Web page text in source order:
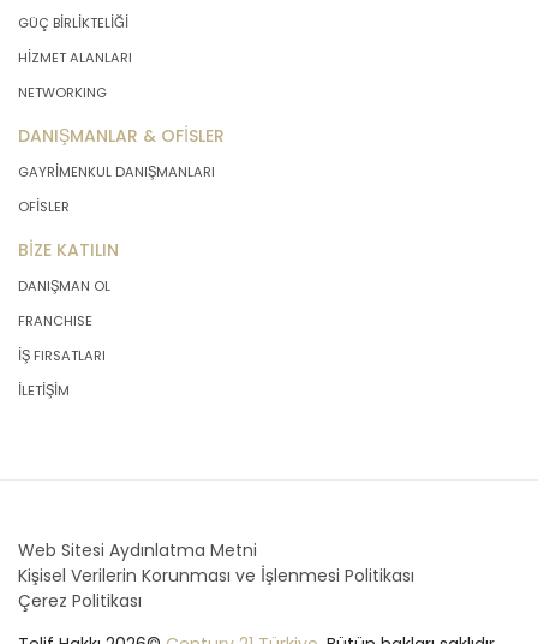
GÜÇ BİRLİKTELİĞİ
HİZMET ALANLARI
NETWORKING
DANIŞMANLAR & OFİSLER
GAYRİMENKUL DANIŞMANLARI
OFİSLER
BİZE KATILIN
DANIŞMAN OL
FRANCHISE
İŞ FIRSATLARI
İLETİŞİM
Web Sitesi Aydınlatma Metni
Kişisel Verilerin Korunması ve İşlenmesi Politikası
Çerez Politikası